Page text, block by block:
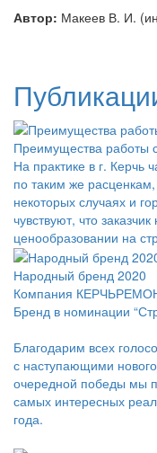
Автор: Макеев В. И.
Преимущества работы
На практике в г. Керчь
по таким же
некоторых случаях и
чувствуют, что
ценообразовании на
Народный бренд 2020
Компания
Бренд в номинации
Благодарим всех
с наступающими
очередной победы мы
самых интересных
года.